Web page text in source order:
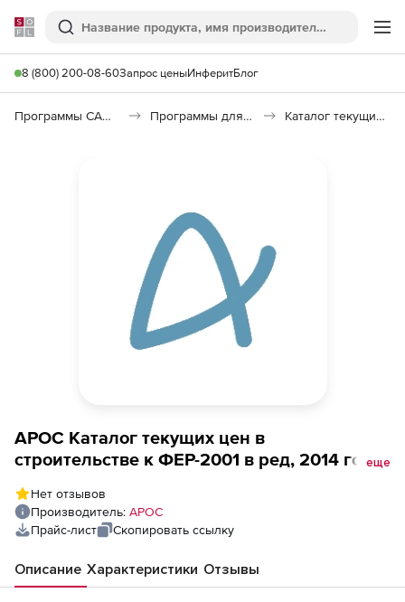
Softline
Поиск
8 (800) 200-08-60Запрос ценыИнферитБлог
Программы САПР и ГИС Программы для документооборота Каталог текущих цен в строительстве (КТЦ)
АРОС Каталог текущих цен в
строительстве к ФЕР-2001 в ред, 2014 года,
Оренбургская область 2-е и последующие
рабочие места
еще
Нет отзывов
Производитель: АРОС
Прайс-лист
Скопировать ссылку
Описание Характеристики Отзывы